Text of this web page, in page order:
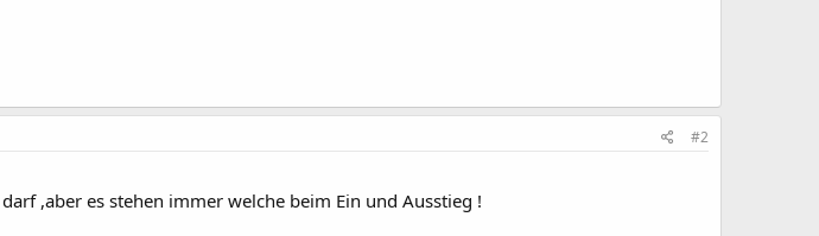
#2
,aber es stehen immer welche beim Ein und Ausstieg !